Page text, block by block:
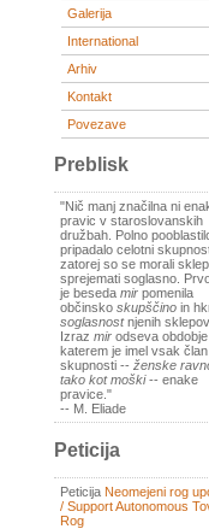
Galerija
International
Arhiv
Kontakt
Povezave
Preblisk
"Nič manj značilna ni
pravic v staroslovanskih
družbah. Polno
pripadalo celotni
zatorej so se morali
sprejemati soglasno.
je beseda mir pomenila
občinsko skupščino in
soglasnostnjenih
Izraz mir odseva
katerem je imel vsak član
skupnosti -- ženske
tako kot moški-- enake
pravice."
-- M. Eliade
Peticija
Peticija Neomejeni rog
/ Support Autonomous
Rog